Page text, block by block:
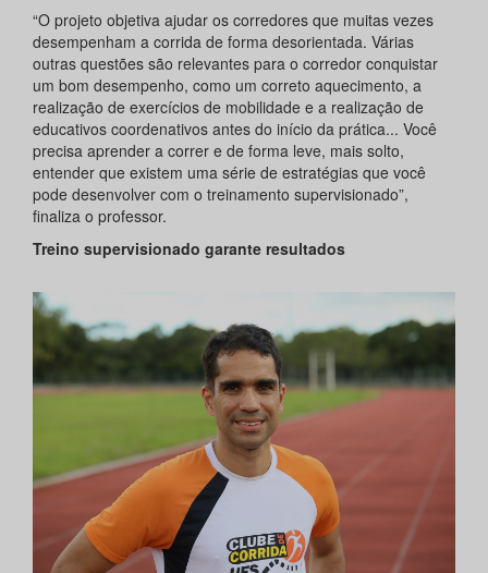
“O projeto objetiva ajudar os corredores que muitas vezes
desempenham a corrida de forma desorientada. Várias
outras questões são relevantes para o corredor conquistar
um bom desempenho, como um correto aquecimento, a
realização de exercícios de mobilidade e a realização de
educativos coordenativos antes do início da prática... Você
precisa aprender a correr e de forma leve, mais solto,
entender que existem uma série de estratégias que você
pode desenvolver com o treinamento supervisionado”,
finaliza o professor.
Treino supervisionado garante resultados